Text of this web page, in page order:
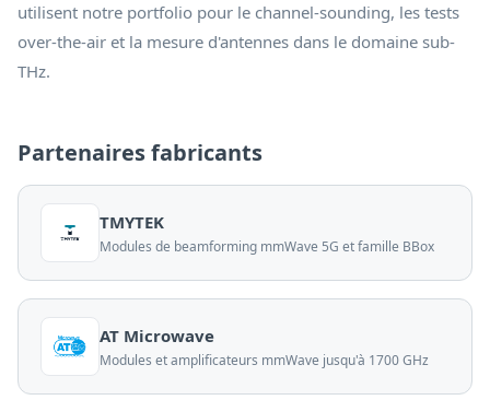
utilisent notre portfolio pour le channel-sounding, les tests
over-the-air et la mesure d'antennes dans le domaine sub-
THz.
Partenaires fabricants
TMYTEK
Modules de beamforming mmWave 5G et famille BBox
AT Microwave
Modules et amplificateurs mmWave jusqu'à 1700 GHz